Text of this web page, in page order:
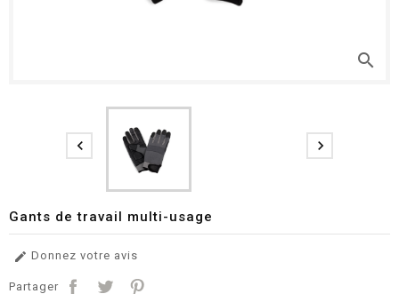
search
 
Gants de travail multi-usage
 Donnez votre avis
Partager